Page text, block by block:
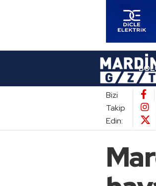
Bizi
Takip
Edin: